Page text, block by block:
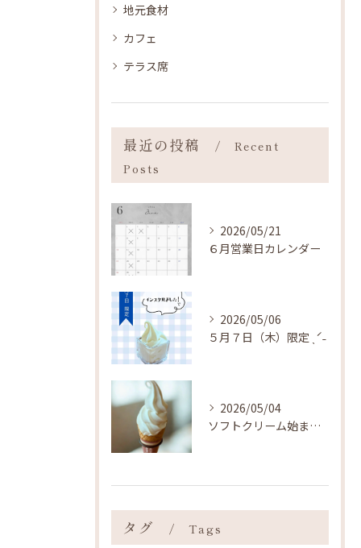
地元食材
カフェ
テラス席
最近の投稿
Recent
Posts
2026/05/21
６月営業日カレンダー
2026/05/06
５月７日（木）限定 ˎˊ˗
2026/05/04
ソフトクリーム始まりました ˎˊ˗
タグ Tags